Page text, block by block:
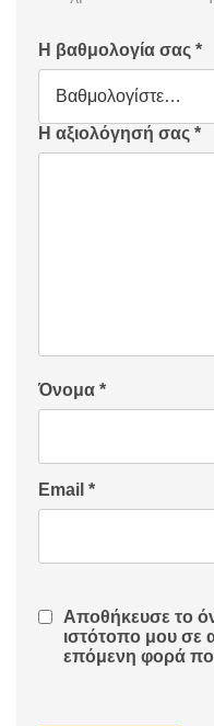
Η βαθμολογία σας *
Η αξιολόγησή σας *
Όνομα *
Email *
Αποθήκευσε το
ιστότοπο μου σε
επόμενη φορά